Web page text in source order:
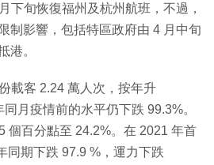
下旬恢復福州及杭州航班，不過，
制影響，包括特區政府由 4 月中旬
港。
載客 2.24 萬人次，按年升
月疫情前的水平仍下跌 99.3%。
個百分點至 24.2%。在 2021 年首
同期下跌 97.9 %，運力下跌